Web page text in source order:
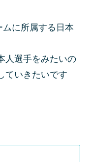
に所属する日本
人選手をみたいの
ていきたいです